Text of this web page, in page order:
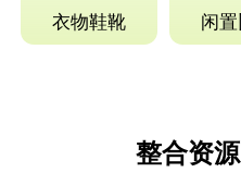
衣物鞋靴 闲
整合资